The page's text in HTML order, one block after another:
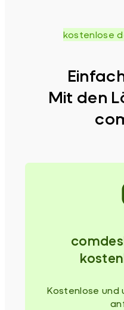
kostenlose
Mit den
Kostenlose und